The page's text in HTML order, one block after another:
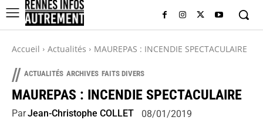
Accueil Actualités MAUREPAS : INCENDIE SPECTACULAIRE
// ACTUALITÉS ARCHIVES FAITS DIVERS
MAUREPAS : INCENDIE SPECTACULAIRE
ParJean-Christophe COLLET
08/01/2019